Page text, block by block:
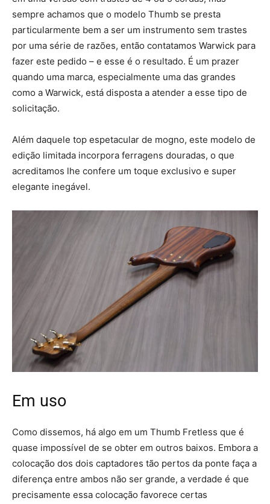
sempre achamos que o modelo Thumb se presta
particularmente bem a ser um instrumento sem trastes
por uma série de razões, então contatamos Warwick para
fazer este pedido – e esse é o resultado. É um prazer
quando uma marca, especialmente uma das grandes
como a Warwick, está disposta a atender a esse tipo de
solicitação.
Além daquele top espetacular de mogno, este modelo de
edição limitada incorpora ferragens douradas, o que
acreditamos lhe confere um toque exclusivo e super
elegante inegável.
Em uso
Como dissemos, há algo em um Thumb Fretless que é
quase impossível de se obter em outros baixos. Embora a
colocação dos dois captadores tão pertos da ponte faça a
diferença entre ambos não ser grande, a verdade é que
precisamente essa colocação favorece certas